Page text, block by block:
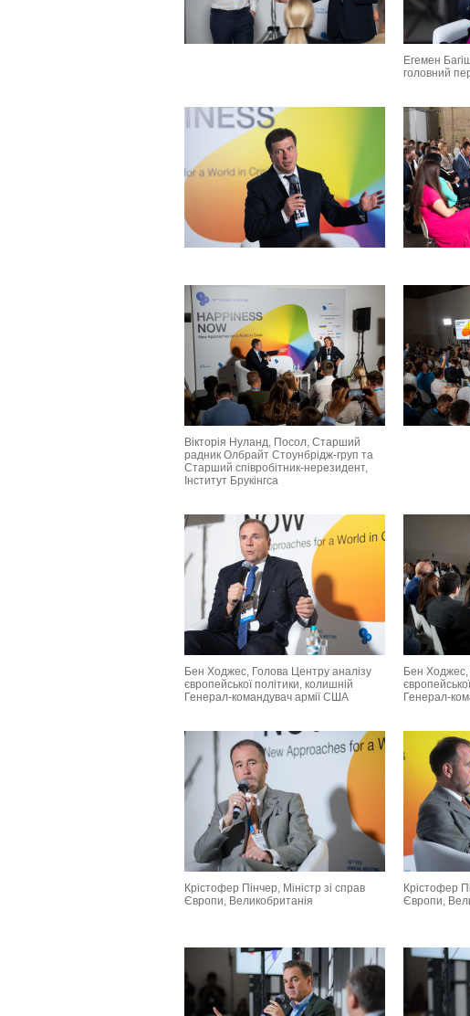
Егемен
головний
Вікторія Нуланд, Посол, Старший
радник Олбрайт Стоунбрідж-груп та
Старший співробітник-нерезидент,
Інститут Брукінгса
Бен Ходжес, Голова Центру аналізу
європейської політики, колишній
Генерал-командувач армії США
Бен Ходжес,
Генерал-
Крістофер Пінчер, Міністр зі справ
Європи, Великобританія
Крістофер
Європи,